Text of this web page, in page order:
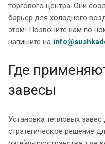
торгового центра. Они
барьер для холодного
этом! Позвоните нам по
напишите на
Где
завесы
Установка тепловых
стратегическое решение